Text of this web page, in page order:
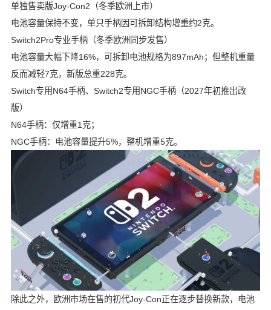
单独售卖版Joy-Con2（冬季欧洲上市）
电池容量保持不变，单只手柄因可拆卸结构增重约2克。
Switch2Pro专业手柄（冬季欧洲同步发售）
电池容量大幅下降16%，可拆卸电池规格为897mAh；但整机重量
反而减轻7克，新版总重228克。
Switch专用N64手柄、Switch2专用NGC手柄（2027年初推出改
版）
N64手柄：仅增重1克；
NGC手柄：电池容量提升5%，整机增重5克。
除此之外，欧洲市场在售的初代Joy-Con正在逐步替换新款，电池